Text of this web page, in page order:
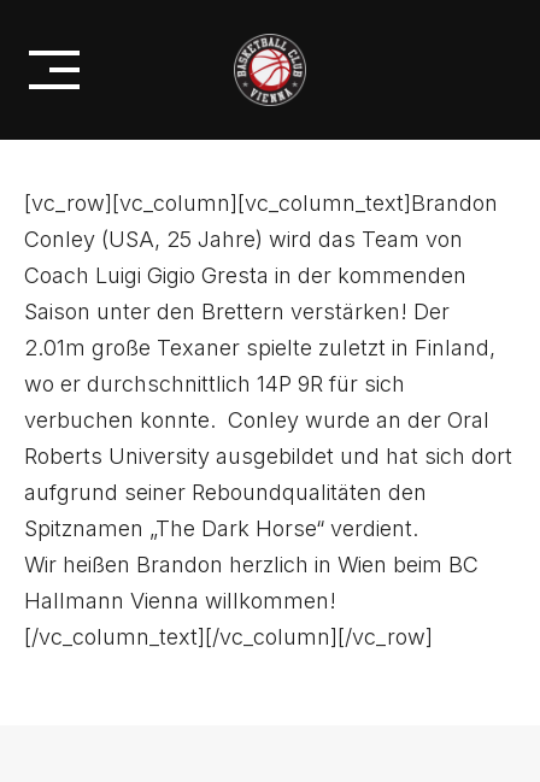
content+++ TRANSFERNEWS +++
[vc_row][vc_column][vc_column_text]Brandon
Conley (USA, 25 Jahre) wird das Team von
Coach Luigi Gigio Gresta in der kommenden
Saison unter den Brettern verstärken! Der
2.01m große Texaner spielte zuletzt in Finland,
wo er durchschnittlich 14P 9R für sich
verbuchen konnte. Conley wurde an der Oral
Roberts University ausgebildet und hat sich dort
aufgrund seiner Reboundqualitäten den
Spitznamen „The Dark Horse“ verdient.
Wir heißen Brandon herzlich in Wien beim BC
Hallmann Vienna willkommen!
[/vc_column_text][/vc_column][/vc_row]